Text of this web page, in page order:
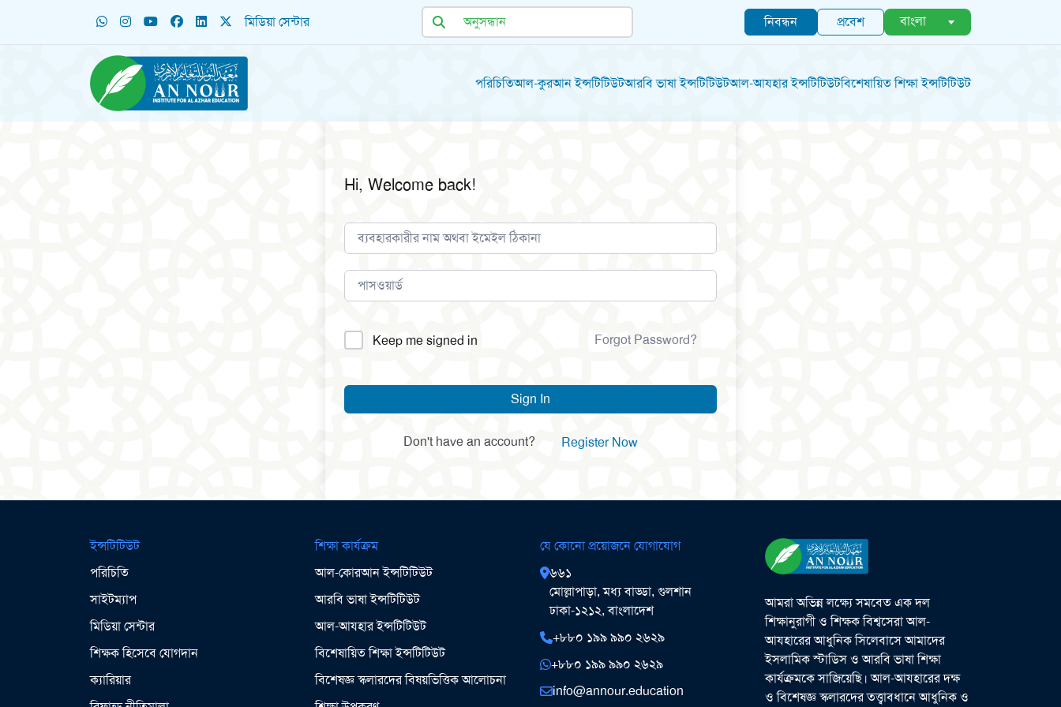
মিডিয়া সেন্টার নিবন্ধন প্রবেশ বাংলা
পরিচিতিআল-কুরআন ইন্সটিটিউটআরবি ভাষা ইন্সটিটিউটআল-আযহার ইন্সটিটিউটবিশেষায়িত শিক্ষা ইন্সটিটিউট
Hi, Welcome back!
Alternative:
Keep me signed in Forgot Password?
Sign In
Don't have an account? Register Now
ইন্সটিটিউট
পরিচিতি
সাইটম্যাপ
মিডিয়া সেন্টার
শিক্ষক হিসেবে যোগদান
ক্যারিয়ার
শিক্ষা কার্যক্রম
আল-কোরআন ইন্সটিটিউট
আরবি ভাষা ইন্সটিটিউট
আল-আযহার ইন্সটিটিউট
বিশেষায়িত শিক্ষা ইন্সটিটিউট
বিশেষজ্ঞ স্কলারদের বিষয়ভিত্তিক আলোচনা
যে কোনো প্রয়োজনে যোগাযোগ
৬৬১
মোল্লাপাড়া, মধ্য বাড্ডা, গুলশান
ঢাকা-১২১২, বাংলাদেশ
+৮৮০ ১৯৯ ৯৯০ ২৬২৯
+৮৮০ ১৯৯ ৯৯০ ২৬২৯
info@annour.education
আমরা অভিন্ন লক্ষ্যে সমবেত এক দল
শিক্ষানুরাগী ও শিক্ষক বিশ্বসেরা আল-
আযহারের আধুনিক সিলেবাসে আমাদের
ইসলামিক স্টাডিস ও আরবি ভাষা শিক্ষা
কার্যক্রমকে সাজিয়েছি। আল-আযহারের দক্ষ
ও বিশেষজ্ঞ স্কলারদের তত্ত্বাবধানে আধুনিক ও